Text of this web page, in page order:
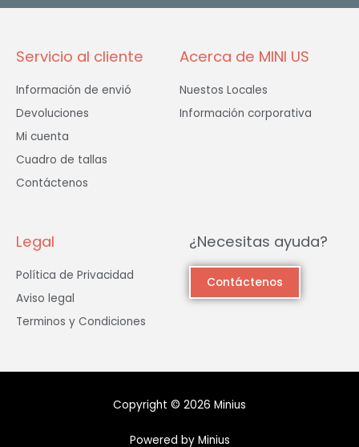
Servicio al cliente
Información de envió
Devoluciones
Mi cuenta
Cuadro de tallas
Contáctenos
Acerca de MINI US
Nuestos Locales
Información corporativa
Legal
Política de Privacidad
Aviso legal
Terminos y Condiciones
¿Necesitas ayuda?
Contáctenos
Copyright © 2026 Minius
Powered by Minius